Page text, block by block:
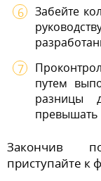
Забейте
путем
разницы
превышать
Закончив
приступайте к